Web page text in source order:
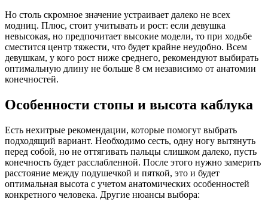
Но столь скромное значение устраивает далеко не всех
модниц. Плюс, стоит учитывать и рост: если девушка
невысокая, но предпочитает высокие модели, то при ходьбе
сместится центр тяжести, что будет крайне неудобно. Всем
девушкам, у кого рост ниже среднего, рекомендуют выбирать
оптимальную длину не больше 8 см независимо от анатомии
конечностей.
Особенности стопы и высота каблука
Есть нехитрые рекомендации, которые помогут выбрать
подходящий вариант. Необходимо сесть, одну ногу вытянуть
перед собой, но не оттягивать пальцы слишком далеко, пусть
конечность будет расслабленной. После этого нужно замерить
расстояние между подушечкой и пяткой, это и будет
оптимальная высота с учетом анатомических особенностей
конкретного человека. Другие нюансы выбора: